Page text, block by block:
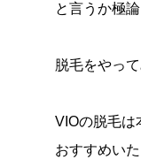
と言うか極
脱毛をやっ
VIOの脱毛
おすすめい